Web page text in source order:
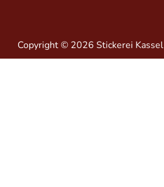
Copyright © 2026 Stickerei Kassel